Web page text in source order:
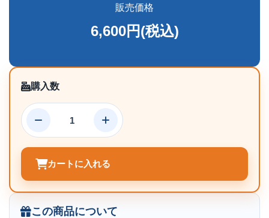
販売価格
6,600円(税込)
購入数
カートに入れる
この商品について